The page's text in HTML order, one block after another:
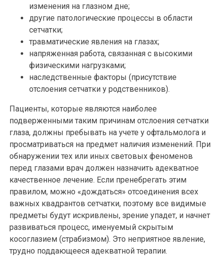
изменения на глазном дне;
другие патологические процессы в области
сетчатки;
травматические явления на глазах;
напряженная работа, связанная с высокими
физическими нагрузками;
наследственные факторы (присутствие
отслоения сетчатки у родственников).
Пациенты, которые являются наиболее
подверженными таким причинам отслоения сетчатки
глаза, должны пребывать на учете у офтальмолога и
просматриваться на предмет наличия изменений. При
обнаружении тех или иных световых феноменов
перед глазами врач должен назначить адекватное
качественное лечение. Если пренебрегать этим
правилом, можно «дождаться» отсоединения всех
важных квадрантов сетчатки, поэтому все видимые
предметы будут искривлены, зрение упадет, и начнет
развиваться процесс, именуемый скрытым
косоглазием (страбизмом). Это неприятное явление,
трудно поддающееся адекватной терапии.